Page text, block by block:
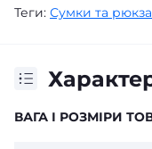
Теги: Сумки та
ВАГА І РОЗМІРИ